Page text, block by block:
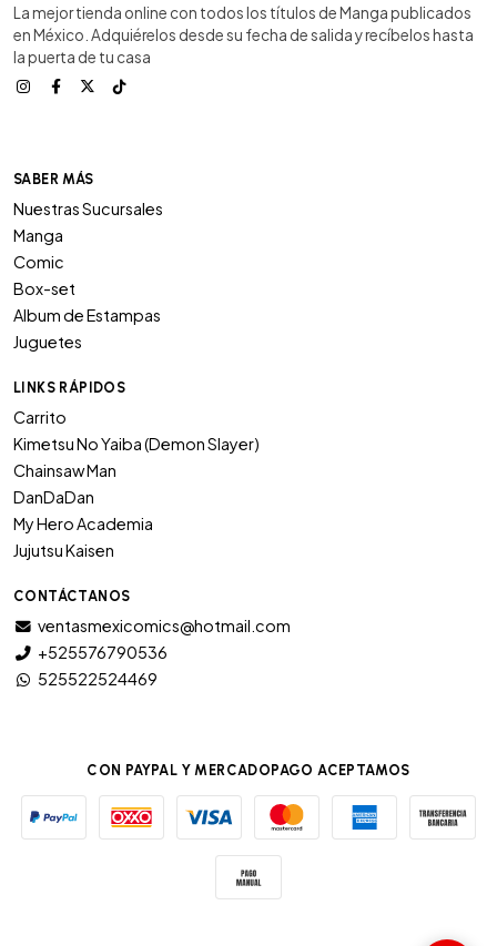
La mejor tienda online con todos los títulos de Manga publicados
en México. Adquiérelos desde su fecha de salida y recíbelos hasta
la puerta de tu casa
SABER MÁS
Nuestras Sucursales
Manga
Comic
Box-set
Album de Estampas
Juguetes
LINKS RÁPIDOS
Carrito
Kimetsu No Yaiba (Demon Slayer)
Chainsaw Man
DanDaDan
My Hero Academia
Jujutsu Kaisen
CONTÁCTANOS
ventasmexicomics@hotmail.com
+525576790536
525522524469
CON PAYPAL Y MERCADOPAGO ACEPTAMOS